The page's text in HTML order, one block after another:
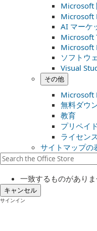
Microsoft
Microsoft
AI マーケ
Microsoft
Microsoft
ソフトウ
Visual
その他
Microsoft
無料ダウ
教育
プリペイ
ライセンス
サイトマップの
一致するものがあり
キャンセル
サインイン